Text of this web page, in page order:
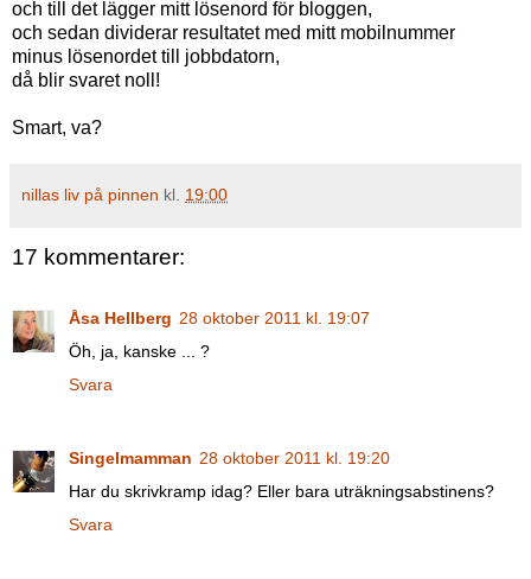
och till det lägger mitt lösenord för bloggen,
och sedan dividerar resultatet med mitt mobilnummer
minus lösenordet till jobbdatorn,
då blir svaret noll!
Smart, va?
nillas liv på pinnen kl. 19:00
17 kommentarer:
Åsa Hellberg 28 oktober 2011 kl. 19:07
Öh, ja, kanske ... ?
Svara
Singelmamman 28 oktober 2011 kl. 19:20
Har du skrivkramp idag? Eller bara uträkningsabstinens?
Svara